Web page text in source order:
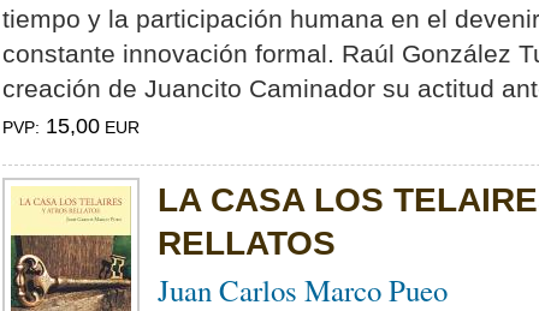
tiempo y la participación humana en el
constante innovación formal. Raúl González
creación de Juancito Caminador su actitud
PVP: 15,00 EUR
LA CASA LOS
RELLATOS
Juan Carlos Marco Pueo